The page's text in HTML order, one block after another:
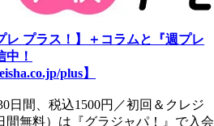
プラス！】＋コラムと『週プレ
！
plus】
日間、税込1500円／初回＆クレジ
無料）は『グラジャパ！』で入会